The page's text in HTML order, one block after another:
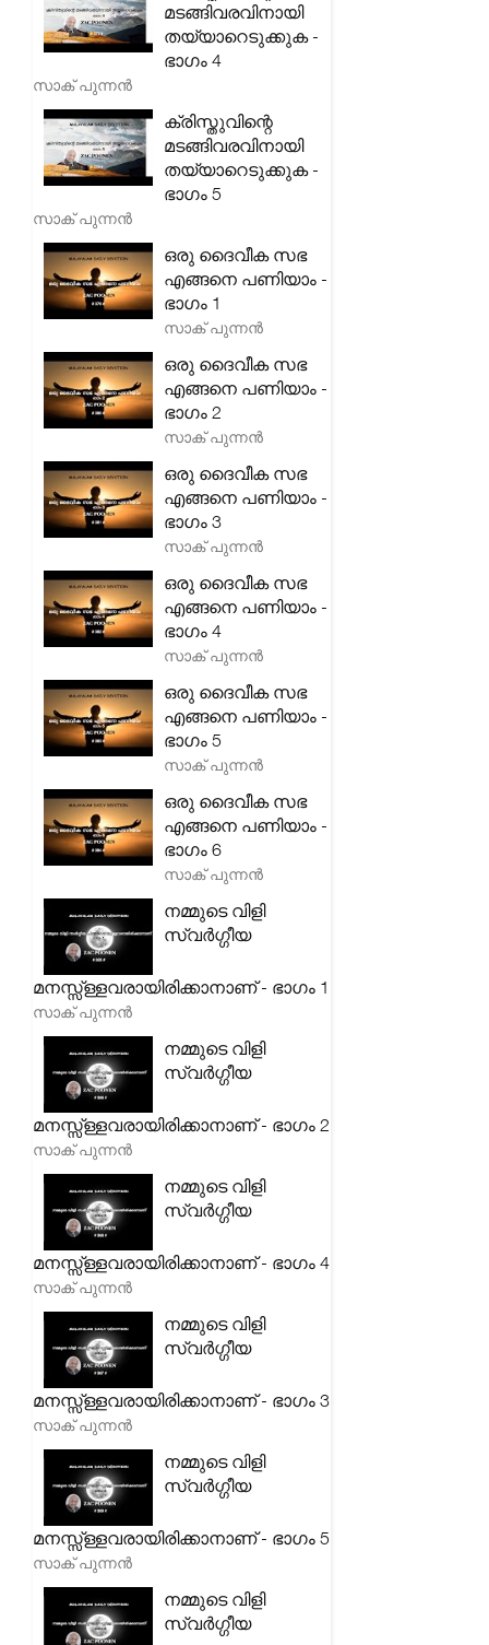
മടങ്ങിവരവിനായി
തയ്യാറെടുക്കുക -
ഭാഗം 4
സാക് പുന്നൻ
ക്രിസ്തുവിന്റെ
മടങ്ങിവരവിനായി
തയ്യാറെടുക്കുക -
ഭാഗം 5
സാക് പുന്നൻ
ഒരു ദൈവീക സഭ
എങ്ങനെ പണിയാം -
ഭാഗം 1
സാക് പുന്നൻ
ഒരു ദൈവീക സഭ
എങ്ങനെ പണിയാം -
ഭാഗം 2
സാക് പുന്നൻ
ഒരു ദൈവീക സഭ
എങ്ങനെ പണിയാം -
ഭാഗം 3
സാക് പുന്നൻ
ഒരു ദൈവീക സഭ
എങ്ങനെ പണിയാം -
ഭാഗം 4
സാക് പുന്നൻ
ഒരു ദൈവീക സഭ
എങ്ങനെ പണിയാം -
ഭാഗം 5
സാക് പുന്നൻ
ഒരു ദൈവീക സഭ
എങ്ങനെ പണിയാം -
ഭാഗം 6
സാക് പുന്നൻ
നമ്മുടെ വിളി
സ്വർഗ്ഗീയ
മനസ്സ്ള്ളവരായിരിക്കാനാണ് - ഭാഗം 1
സാക് പുന്നൻ
നമ്മുടെ വിളി
സ്വർഗ്ഗീയ
മനസ്സ്ള്ളവരായിരിക്കാനാണ് - ഭാഗം 2
സാക് പുന്നൻ
നമ്മുടെ വിളി
സ്വർഗ്ഗീയ
മനസ്സ്ള്ളവരായിരിക്കാനാണ് - ഭാഗം 4
സാക് പുന്നൻ
നമ്മുടെ വിളി
സ്വർഗ്ഗീയ
മനസ്സ്ള്ളവരായിരിക്കാനാണ് - ഭാഗം 3
സാക് പുന്നൻ
നമ്മുടെ വിളി
സ്വർഗ്ഗീയ
മനസ്സ്ള്ളവരായിരിക്കാനാണ് - ഭാഗം 5
സാക് പുന്നൻ
നമ്മുടെ വിളി
സ്വർഗ്ഗീയ